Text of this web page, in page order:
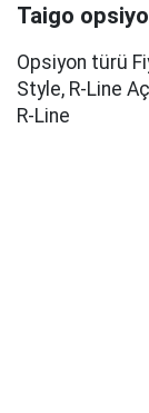
Taigo
Opsiyon türü
Style, R-Line
R-Line